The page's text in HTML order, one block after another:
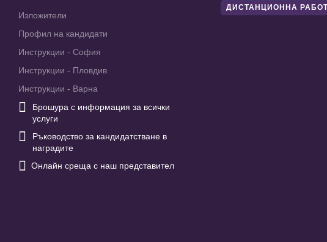
Изложители
Профил на кандидати
Инструкции - София
Инструкции - Пловдив
Инструкции - Варна

Брошура с информация за всички
услуги

Ръководство за кандидатстване в
наградите
 Онлайн среща с наш представител
ДИСТАНЦИОННА